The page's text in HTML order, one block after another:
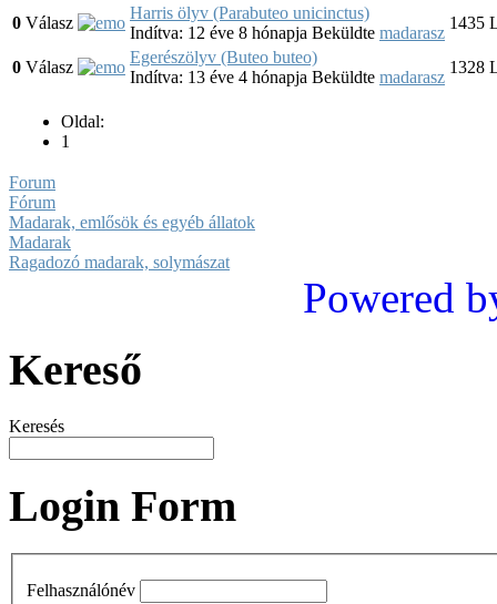
0 Válasz
Harris ölyv (Parabuteo unicinctus)
Indítva: 12 éve 8 hónapja Beküldte madarasz
1435
0 Válasz
Egerészölyv (Buteo buteo)
Indítva: 13 éve 4 hónapja Beküldte madarasz
1328
Oldal:
1
Forum
Fórum
Madarak, emlősök és egyéb állatok
Madarak
Ragadozó madarak, solymászat
Powered
Kereső
Keresés
Login Form
Felhasználónév